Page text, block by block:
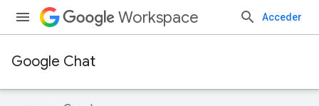
Workspace Acceder
Google Chat